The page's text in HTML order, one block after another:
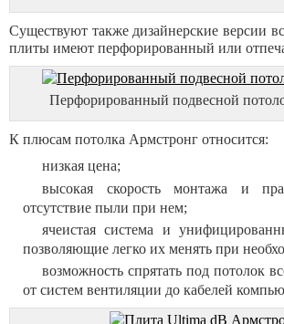
Существуют также дизайнерские версии
плиты имеют перфорированный или
Перфорированный подвесной
К плюсам потолка Армстронг относится:
низкая цена;
высокая скорость монтажа и
отсутствие пыли при нем;
ячеистая система и
позволяющие легко их менять при
возможность спрятать под потолок
от систем вентиляции до кабелей